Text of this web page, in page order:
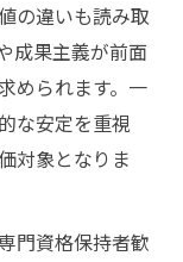
の選び方
係のキャリ
の違いも読み取
成果主義が前面
められます。一
な安定を重視
対象となりま
門資格保持者歓